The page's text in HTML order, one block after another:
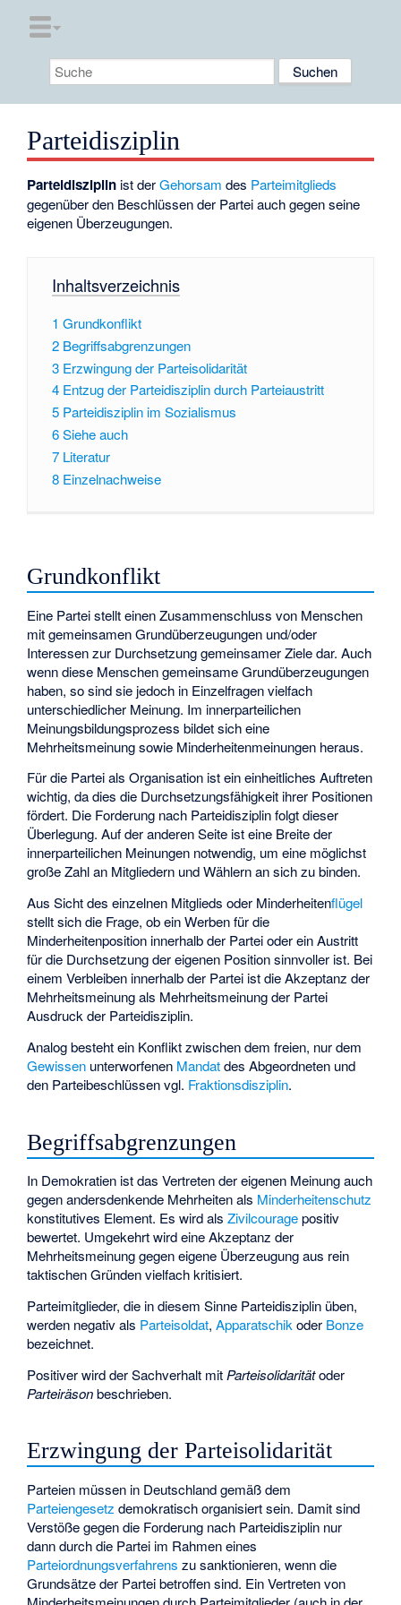
Parteidisziplin
Parteidisziplin ist derGehorsam des Parteimitglieds
gegenüber den Beschlüssen der Partei auch gegen seine
eigenen Überzeugungen.
Inhaltsverzeichnis
1 Grundkonflikt
2 Begriffsabgrenzungen
3 Erzwingung der Parteisolidarität
4 Entzug der Parteidisziplin durch Parteiaustritt
5 Parteidisziplin im Sozialismus
6Siehe auch
7 Literatur
8 Einzelnachweise
Grundkonflikt
Eine Partei stellt einen Zusammenschluss von Menschen
mit gemeinsamen Grundüberzeugungen und/oder
Interessen zur Durchsetzung gemeinsamer Ziele dar. Auch
wenn diese Menschen gemeinsame Grundüberzeugungen
haben, so sind sie jedoch in Einzelfragen vielfach
unterschiedlicher Meinung. Im innerparteilichen
Meinungsbildungsprozess bildet sich eine
Mehrheitsmeinung sowie Minderheitenmeinungen heraus.
Für die Partei als Organisation ist ein einheitliches Auftreten
wichtig, da dies die Durchsetzungsfähigkeit ihrer Positionen
fördert. Die Forderung nach Parteidisziplin folgt dieser
Überlegung. Auf der anderen Seite ist eine Breite der
innerparteilichen Meinungen notwendig, um eine möglichst
große Zahl an Mitgliedern und Wählern an sich zu binden.
Aus Sicht des einzelnen Mitglieds oder Minderheitenflügel
stellt sich die Frage, ob ein Werben für die
Minderheitenposition innerhalb der Partei oder ein Austritt
für die Durchsetzung der eigenen Position sinnvoller ist. Bei
einem Verbleiben innerhalb der Partei ist die Akzeptanz der
Mehrheitsmeinung als Mehrheitsmeinung der Partei
Ausdruck der Parteidisziplin.
Analog besteht ein Konflikt zwischen dem freien, nur dem
Gewissen unterworfenen Mandatdes Abgeordneten und
den Parteibeschlüssen vgl. Fraktionsdisziplin.
Begriffsabgrenzungen
In Demokratien ist das Vertreten der eigenen Meinung auch
gegen andersdenkende Mehrheiten als Minderheitenschutz
konstitutives Element. Es wird alsZivilcouragepositiv
bewertet. Umgekehrt wird eine Akzeptanz der
Mehrheitsmeinung gegen eigene Überzeugung aus rein
taktischen Gründen vielfach kritisiert.
Parteimitglieder, die in diesem Sinne Parteidisziplin üben,
werden negativ als Parteisoldat,Apparatschik oder Bonze
bezeichnet.
Positiver wird der Sachverhalt mit Parteisolidaritätoder
Parteiräsonbeschrieben.
Erzwingung der Parteisolidarität
Parteien müssen in Deutschland gemäß dem
Parteiengesetz demokratisch organisiert sein. Damit sind
Verstöße gegen die Forderung nach Parteidisziplin nur
dann durch die Partei im Rahmen eines
Parteiordnungsverfahrens zu sanktionieren, wenn die
Grundsätze der Partei betroffen sind. Ein Vertreten von